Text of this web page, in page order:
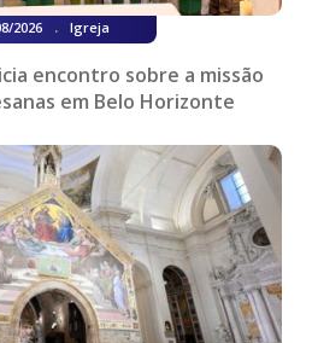
2026 . Igreja
encontro sobre a missão
em Belo Horizonte